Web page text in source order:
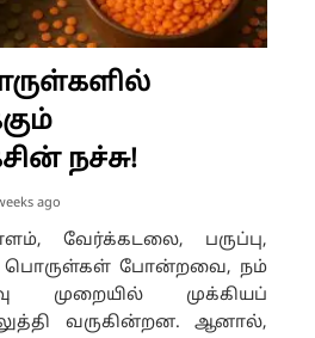
நச்சு!
ago
வேர்க்கடலை, பருப்பு,
பொருள்கள் போன்றவை, நம்
முக்கியப்
வருகின்றன. ஆனால்,